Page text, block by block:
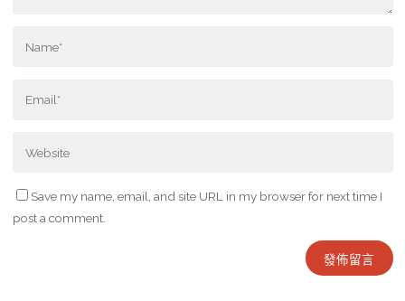
Save my name, email, and site URL in my browser for next time I
post a comment.